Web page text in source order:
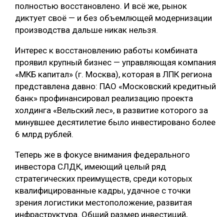
полностью восстановлено. И всё же, рынок
диктует своё — и без объемлющей модернизации
производства дальше никак нельзя.
Интерес к восстановлению работы комбината
проявил крупный бизнес — управляющая компания
«МКБ капитал» (г. Москва), которая в ЛПК региона
представлена давно: ПАО «Московский кредитный
банк» профинансировал реализацию проекта
холдинга «Вельский лес», в развитие которого за
минувшее десятилетие было инвестировано более
6 млрд рублей.
Теперь же в фокусе внимания федерального
инвестора СЛДК, имеющий целый ряд
стратегических преимуществ, среди которых
квалифицированные кадры, удачное с точки
зрения логистики местоположение, развитая
инфраструктура. Общий размер инвестиций,